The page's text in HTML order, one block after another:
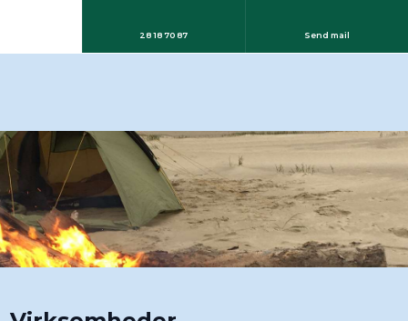
28 18 70 87 Send mail